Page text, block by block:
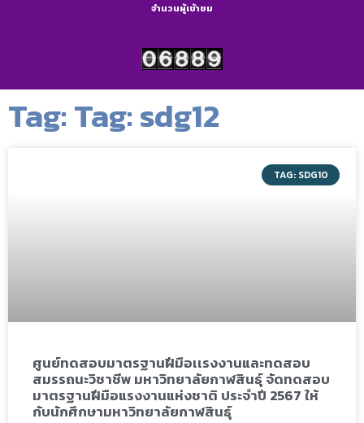
จำนวนผู้เข้าชม
Tag: Tag: sdg12
TAG: SDG10
ศูนย์ทดสอบมาตรฐานฝีมือเเรงงานและทดสอบ
สมรรถนะวิชาชีพ มหาวิทยาลัยกาฬสินธุ์ จัดทดสอบ
มาตรฐานฝีมือแรงงานแห่งชาติ ประจำปี 2567 ให้
กับนักศึกษามหาวิทยาลัยกาฬสินธุ์